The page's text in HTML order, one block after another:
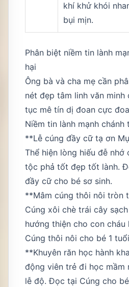
khí khử khói
bụi mịn.
Phân biệt niềm tin lành
hại
Ông bà và cha mẹ cần
nét đẹp tâm linh văn minh
tục mê tín dị đoan cực
Niềm tin lành mạnh chánh
**Lễ cúng đầy cữ tạ ơn
Thể hiện lòng hiếu đễ
tộc phả tốt đẹp tốt lành.
đầy cữ cho bé sơ sinh.
**Mâm cúng thôi nôi tròn
Cúng xôi chè trái cây
hướng thiện cho con
Cúng thôi nôi cho bé 1 tuổi
**Khuyên răn học hành
động viên trẻ đi học mầm
lễ độ. Đọc tại Cúng cho